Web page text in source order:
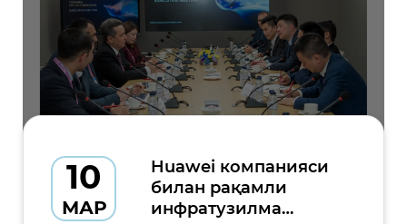
10
МАР
Huawei компанияси
билан рақамли
инфратузилма